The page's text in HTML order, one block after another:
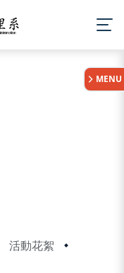
活動花絮
MENU